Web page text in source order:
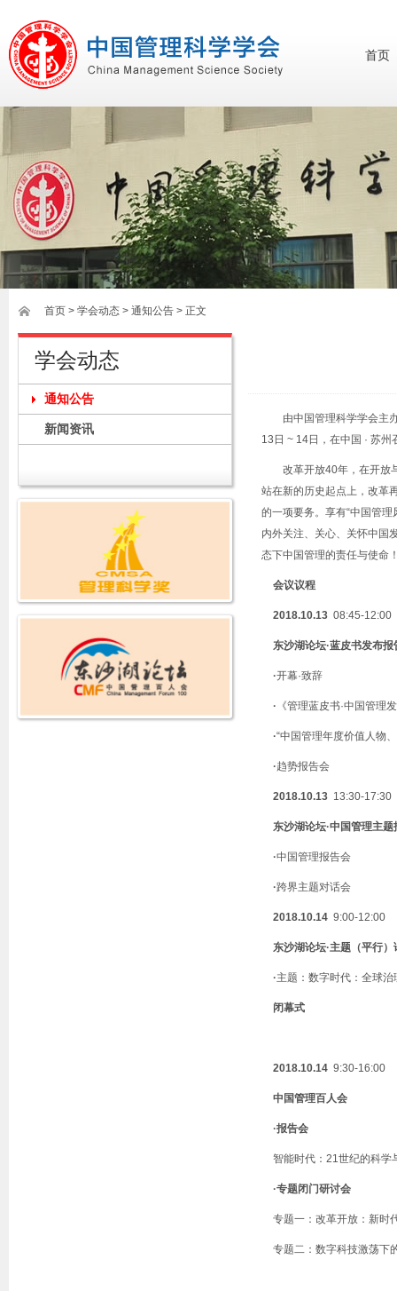
首页
首页 > 学会动态 > 通知公告 > 正文
学会动态
通知公告
新闻资讯
由中国管理科学学会主
13 日 ~ 14日，在中国 · 苏州
改革开放40年，在开放
站在新的历史起点上，改革
的一项要务。享有“中国管
内外关注、关心、关怀中国
态下中国管理的责任与使命
会议议程
2018.10.13 08:45-12:00
东沙湖论坛·蓝皮书发布报
·开幕·致辞
· 《管理蓝皮书·中国管理
·“中国管理年度价值人物
·趋势报告会
2018.10.13 13:30-17:30
东沙湖论坛·中国管理主题
·中国管理报告会
·跨界主题对话会
2018.10.14 9:00-12:00
东沙湖论坛·主题（平行）
·主题：数字时代：全球
闭幕式
2018.10.14 9:30-16:00
中国管理百人会
·报告会
智能时代：21世纪的科学
·专题闭门研讨会
专题一：改革开放：新时
专题二：数字科技激荡下